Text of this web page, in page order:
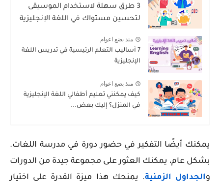
3 طرق سهلة لاستخدام الموسيقى
لتحسين مستواك في اللغة الإنجليزية
منذ بضع اعوام
7 أساليب التعلم الرئيسية في تدريس اللغة
الإنجليزية
منذ بضع اعوام
كيف يمكنني تعليم أطفالي اللغة الإنجليزية
في المنزل؟ إليك بعض...
يمكنك أيضًا التفكير في حضور دورة في مدرسة اللغات.
بشكل عام، يمكنك العثور على مجموعة جيدة من الدورات
والجداول الزمنية. يمنحك هذا ميزة القدرة على اختيار